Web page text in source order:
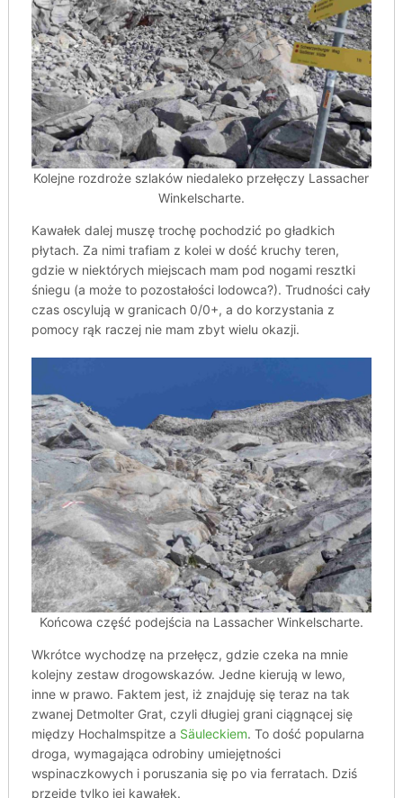
Kolejne rozdroże szlaków niedaleko przełęczy Lassacher
Winkelscharte.
Kawałek dalej muszę trochę pochodzić po gładkich
płytach. Za nimi trafiam z kolei w dość kruchy teren,
gdzie w niektórych miejscach mam pod nogami resztki
śniegu (a może to pozostałości lodowca?). Trudności cały
czas oscylują w granicach 0/0+, a do korzystania z
pomocy rąk raczej nie mam zbyt wielu okazji.
Końcowa część podejścia na Lassacher Winkelscharte.
Wkrótce wychodzę na przełęcz, gdzie czeka na mnie
kolejny zestaw drogowskazów. Jedne kierują w lewo,
inne w prawo. Faktem jest, iż znajduję się teraz na tak
zwanej Detmolter Grat, czyli długiej grani ciągnącej się
między Hochalmspitze a Säuleckiem. To dość popularna
droga, wymagająca odrobiny umiejętności
wspinaczkowych i poruszania się po via ferratach. Dziś
przejdę tylko jej kawałek.